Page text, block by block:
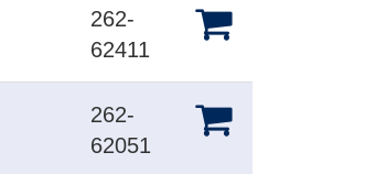
262-
62411
262-
62051